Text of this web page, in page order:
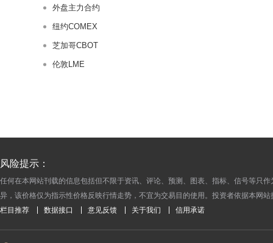
外盘主力合约
纽约COMEX
芝加哥CBOT
伦敦LME
2017-10-31
2017-10-29
2017-10-28
2017-10-27
2017-10-26
风险提示：
任何在本网站刊载的信息包括但不限于资讯、评论、预测、图表、指标、信号等只
异，该价格仅为指示性价格反映行情走势，不宜为交易目的使用。投资者依据本网
栏目推荐 数据接口 意见反馈 关于我们 信用承诺